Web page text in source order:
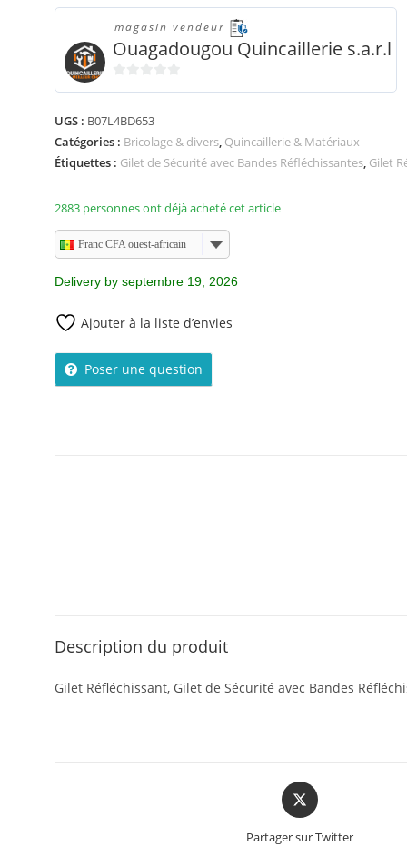
magasin vendeur
Ouagadougou Quincaillerie s.a.r.l
u
r
5
UGS : B07L4BD653
Catégories : Bricolage & divers, Quincaillerie & Matériaux
Étiquettes : Gilet de Sécurité avec Bandes Réfléchissantes, Gilet
2883 personnes ont déjà acheté cet article
Franc CFA ouest-africain
Delivery by septembre 19, 2026
Ajouter à la liste d’envies
Poser une question
Description du produit
Gilet Réfléchissant, Gilet de Sécurité avec Bandes
Partager sur Twitter